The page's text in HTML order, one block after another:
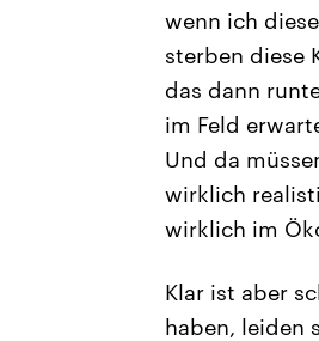
wenn ich
sterben diese
das dann
im Feld
Und da
wirklich
wirklich im
Klar ist aber
haben, leiden